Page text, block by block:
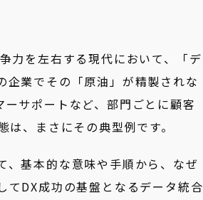
力を左右する現代において、「デ
企業でその「原油」が精製されな
サポートなど、部門ごとに顧客
、まさにその典型例です。
、基本的な意味や手順から、なぜ
てDX成功の基盤となるデータ統合